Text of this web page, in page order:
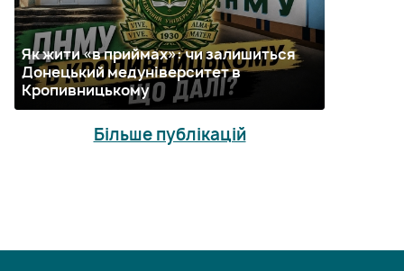
Як жити «в приймах»: чи залишиться
Донецький медуніверситет в
Кропивницькому
Більше публікацій